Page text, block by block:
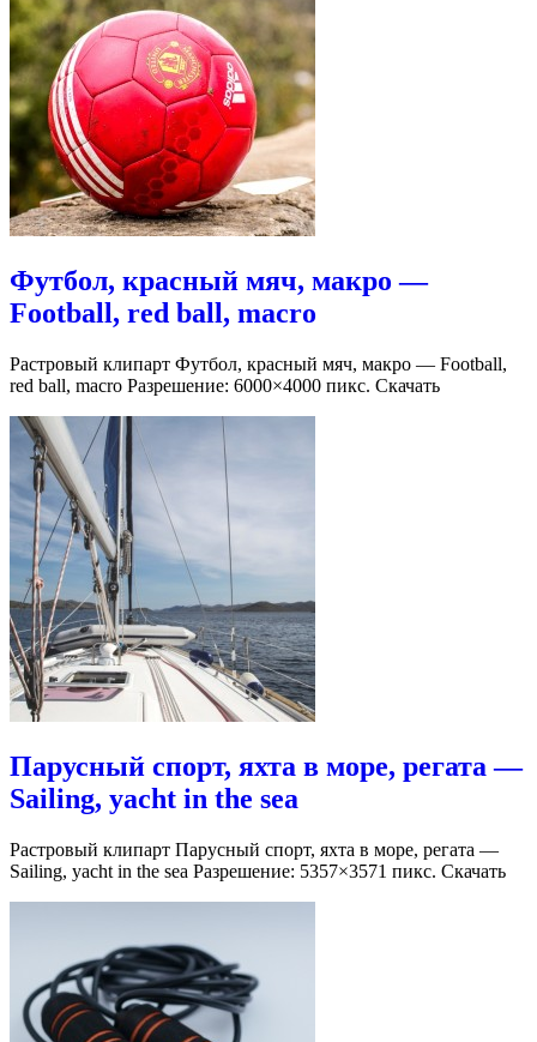
Футбол, красный мяч, макро —
Football, red ball, macro
Растровый клипарт Футбол, красный мяч, макро — Football,
red ball, macro Разрешение: 6000×4000 пикс. Скачать
Парусный спорт, яхта в море, регата —
Sailing, yacht in the sea
Растровый клипарт Парусный спорт, яхта в море, регата —
Sailing, yacht in the sea Разрешение: 5357×3571 пикс. Скачать